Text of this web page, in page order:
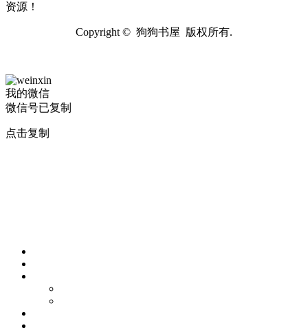
资源！
Copyright © 狗狗书屋 版权所有.
我的微信
微信号已复制
点击复制